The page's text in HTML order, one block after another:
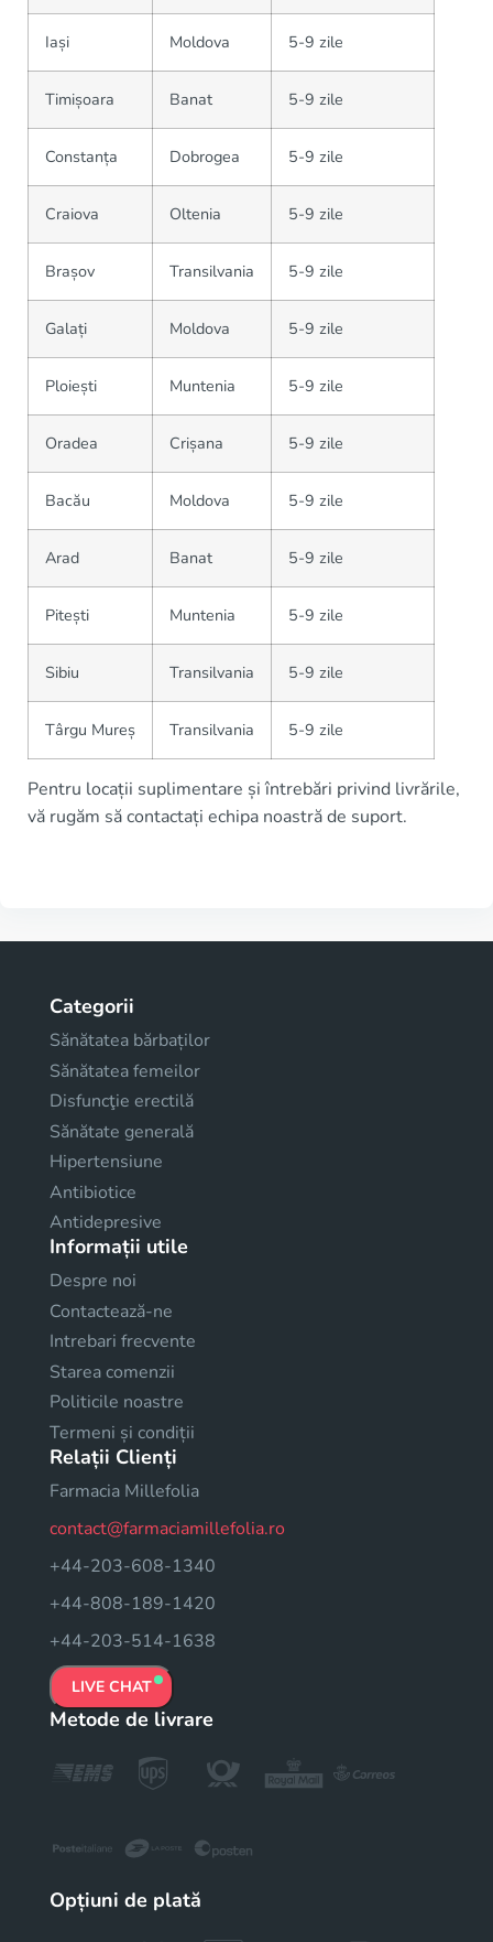
Iași Moldova 5-9 zile
Timișoara Banat 5-9 zile
Constanța Dobrogea 5-9 zile
Craiova Oltenia 5-9 zile
Brașov Transilvania 5-9 zile
Galați Moldova 5-9 zile
Ploiești Muntenia 5-9 zile
Oradea Crișana 5-9 zile
Bacău Moldova 5-9 zile
Arad Banat 5-9 zile
Pitești Muntenia 5-9 zile
Sibiu Transilvania 5-9 zile
Târgu Mureș Transilvania 5-9 zile
Pentru locații suplimentare și întrebări privind livrările,
vă rugăm să contactați echipa noastră de suport.
Categorii
Sănătatea bărbaților
Sănătatea femeilor
Disfuncţie erectilă
Sănătate generală
Hipertensiune
Antibiotice
Antidepresive
Informații utile
Despre noi
Contactează-ne
Intrebari frecvente
Starea comenzii
Politicile noastre
Termeni și condiții
Relații Clienți
Farmacia Millefolia
contact@farmaciamillefolia.ro
+44-203-608-1340
+44-808-189-1420
+44-203-514-1638
LIVE CHAT
Metode de livrare
Opțiuni de plată